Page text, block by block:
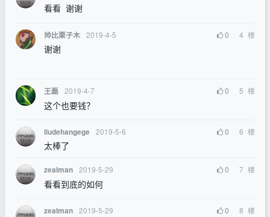
看看 谢谢
帅比栗子木 2019-4-5 0 4 楼
谢谢
王磊 2019-4-7 0 5 楼
这个也要钱？
liudehangege 2019-5-6 0 6 楼
太棒了
zealman 2019-5-29 0 7 楼
看看到底的如何
zealman 2019-5-29 0 8 楼